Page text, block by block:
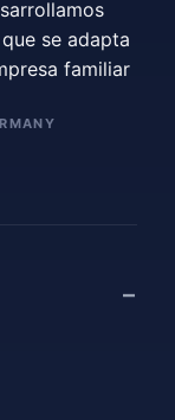
se adapta
familiar